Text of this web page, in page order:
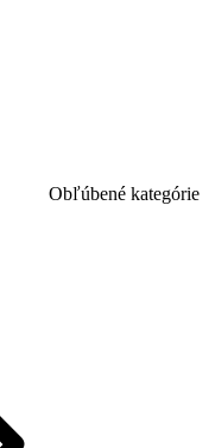
Obľúbené kategórie